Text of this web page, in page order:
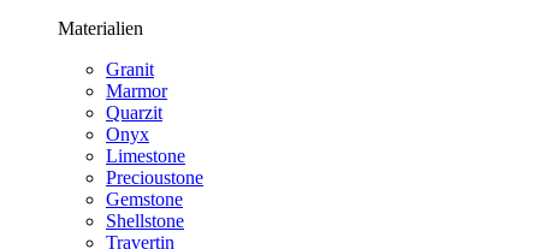
Materialien
Granit
Marmor
Quarzit
Onyx
Limestone
Precioustone
Gemstone
Shellstone
Travertin